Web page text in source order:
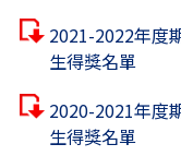
2021-2022年度
生得獎名單
2020-2021年度
生得獎名單